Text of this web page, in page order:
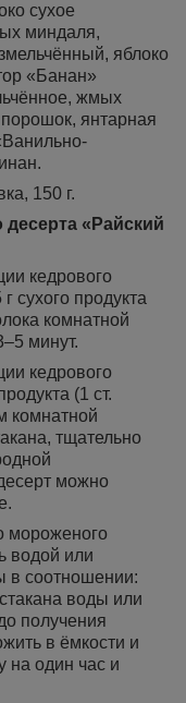
сухое
миндаля,
яблоко
«Банан»
жмых
янтарная
150 г.
«Райский
кедрового
сухого продукта
комнатной
минут.
кедрового
(1 ст.
комнатной
тщательно
можно
мороженого
водой или
в соотношении:
воды или
получения
в ёмкости и
на один час и